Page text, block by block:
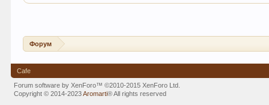
Форум
Cafe
Forum software by XenForo™©2010-2015 XenForo Ltd.
Copyright © 2014-2023Aromarti®All rights reserved